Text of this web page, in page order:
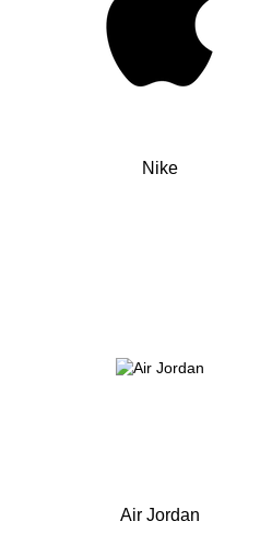
Nike
Air Jordan